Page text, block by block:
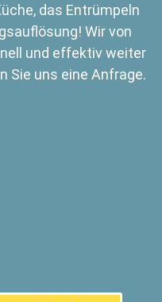
das Entrümpeln
Wir von
und effektiv weiter
Sie uns eine Anfrage.